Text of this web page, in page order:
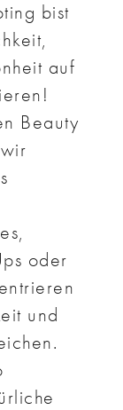
bist
auf
Beauty
oder
und